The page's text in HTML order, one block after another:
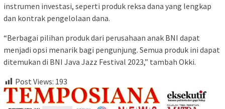
instrumen investasi, seperti produk reksa dana yang lengkap
dan kontrak pengelolaan dana.
“Berbagai pilihan produk dari perusahaan anak BNI dapat
menjadi opsi menarik bagi pengunjung. Semua produk ini dapat
ditemukan di BNI Java Jazz Festival 2023,” tambah Okki.
Post Views: 193